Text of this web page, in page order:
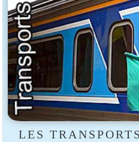
LES